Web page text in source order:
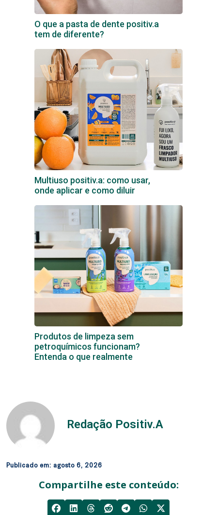
O que a pasta de dente positiv.a
tem de diferente?
Multiuso positiv.a: como usar,
onde aplicar e como diluir
Produtos de limpeza sem
petroquímicos funcionam?
Entenda o que realmente
Redação Positiv.A
Publicado em:agosto 6, 2026
Compartilhe este conteúdo: